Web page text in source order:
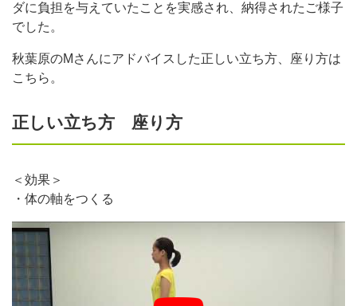
ダに負担を与えていたことを実感され、納得されたご様子
でした。
秋葉原のMさんにアドバイスした正しい立ち方、座り方は
こちら。
正しい立ち方 座り方
＜効果＞
・体の軸をつくる